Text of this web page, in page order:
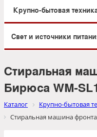
Крупно-бытовая
Свет и источники
Стиральная
Бирюса WM-
Каталог Крупно-бытовая
Стиральная машина